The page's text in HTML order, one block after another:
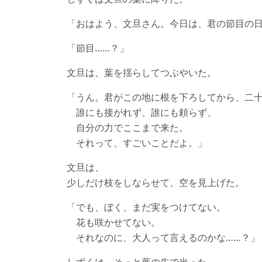
「おはよう、文旦さん。今日は、君の節目の
「節目……？」
文旦は、葉を揺らしてつぶやいた。
「うん。君がこの地に根を下ろしてから、二十
誰にも接がれず、誰にも頼らず、
自分の力でここまで来た。
それって、すごいことだよ。」
文旦は、
少しだけ枝をしならせて、空を見上げた。
「でも、ぼく、まだ実をつけてない。
花も咲かせてない。
それなのに、大人って言えるのかな……？」